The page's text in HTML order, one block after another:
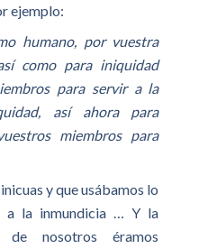
ejemplo:
humano, por vuestra
como para iniquidad
para servir a la
así ahora para
miembros para
y que usábamos lo
a la inmundicia … Y la
de nosotros éramos